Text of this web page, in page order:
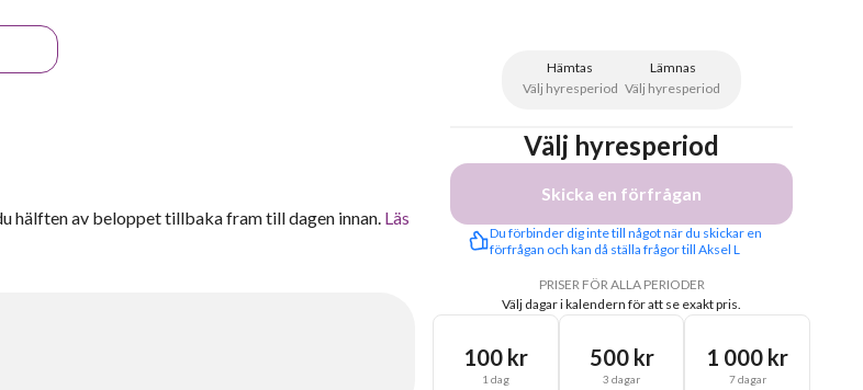
hälften av beloppet tillbaka fram till dagen innan. Läs
Hämtas
Välj hyresperiod
Lämnas
Välj hyresperiod
Välj hyresperiod
Skicka en förfrågan
Du förbinder dig inte till något när du skickar en
förfrågan och kan då ställa frågor till Aksel L
PRISER FÖR ALLA PERIODER
Välj dagar i kalendern för att se exakt pris.
100 kr
1 dag
500 kr
3 dagar
1 000 kr
7 dagar